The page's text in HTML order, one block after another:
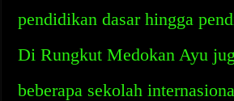
pendidikan dasar hingga
Di Rungkut Medokan Ayu
beberapa sekolah